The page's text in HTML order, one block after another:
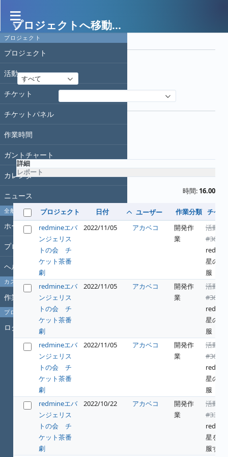
プロジェクト
プロジェクト
活動
チケット
チケットパネル
作業時間
ガントチャート
カレンダー
ニュース
全般
ホーム
プロジェクト
ヘルプ
カスタムクエリ
作業時間
プロフィール
ログイン
プロジェクトへ移動...
作業時間
フィルタ
すべて
フィルタ追加
オプション
適用
詳細
レポート
時間: 16.00
プロジェクト 日付 ユーザー 作業分類 チケ
redmineエバ
ンジェリス
トの会 チ
ケット茶番
劇
2022/11/05 アカベコ
開発作
業
活動
#364
星の征
服
redmineエバ
ンジェリス
トの会 チ
ケット茶番
劇
2022/11/05 アカベコ
開発作
業
活動
#364
星の征
服
redmineエバ
ンジェリス
トの会 チ
ケット茶番
劇
2022/11/05 アカベコ
開発作
業
活動
#364
星の征
服
redmineエバ
ンジェリス
トの会 チ
ケット茶番
劇
2022/10/22 アカベコ
開発作
業
活動
#331
星を征
服する